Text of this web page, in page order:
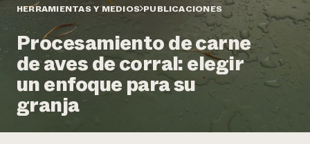
Informes anuales y financieros
Historias de impacto
Informe de
impacto 2024
Latinos en la agricultura
Sistemas alimentarios locales
Agricultura urbana
Las mujeres en la agricultura
Evento anual de reciclaje de productos electrónicos
Blog
Podcasts
Publicaciones
Cursos cortos
Vídeos
Asociaciones empresariales
Donar
Donaciones planificadas
Boletín
Consultas de los medios de comunicación
HERRAMIENTAS Y MEDIOS PUBLICACIONES
Procesamiento de carne
de aves de corral: elegir
un enfoque para su
granja